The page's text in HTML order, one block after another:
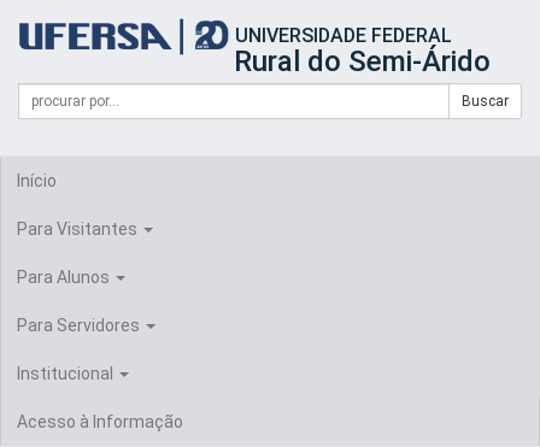
portal
UFERSA
UNIVERSIDADE FEDERAL
Rural do Semi-Árido
Formulário
Busca
Campo
de
Buscar
Início
Para Visitantes
Para Alunos
Para Servidores
Institucional
Acesso à Informação